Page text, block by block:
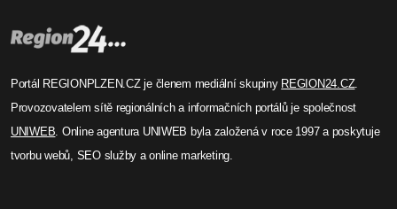
Portál REGIONPLZEN.CZ je členem mediální skupiny REGION24.CZ.
Provozovatelem sítě regionálních a informačních portálů je společnost
UNIWEB . Online agentura UNIWEB byla založená v roce 1997 a poskytuje
tvorbu webů, SEO služby a online marketing.